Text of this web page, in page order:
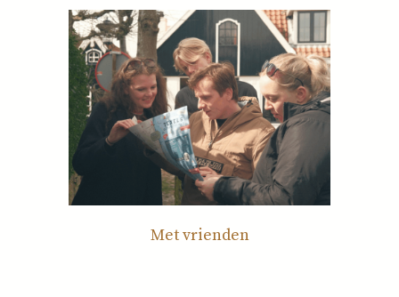
Met vrienden